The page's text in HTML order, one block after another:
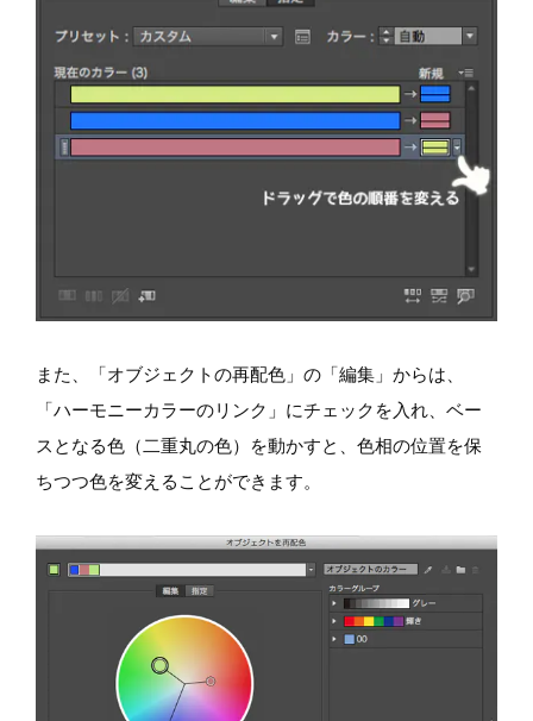
また、「オブジェクトの再配色」の「編集」からは、
「ハーモニーカラーのリンク」にチェックを入れ、ベー
スとなる色（二重丸の色）を動かすと、色相の位置を保
ちつつ色を変えることができます。